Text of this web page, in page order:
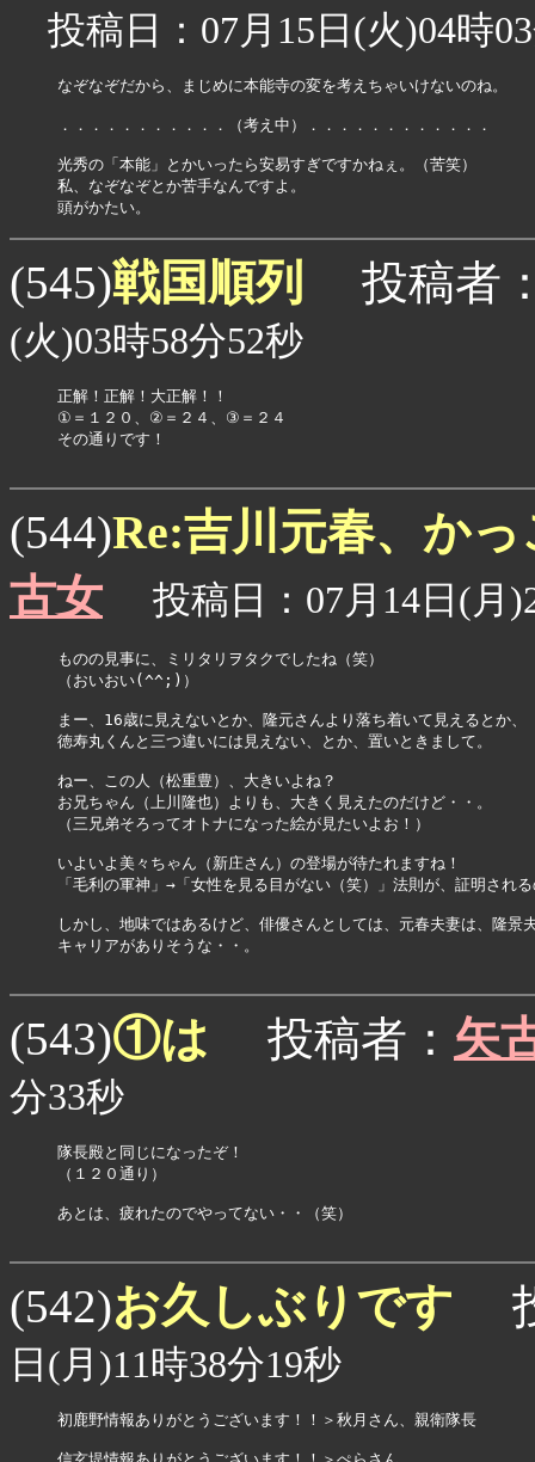
投稿日：07月15日(火)04時
なぞなぞだから、まじめに本能寺の変を考えちゃいけないのね。
．．．．．．．．．．．（考え中）．．．．．．．．．．．．
光秀の「本能」とかいったら安易すぎですかねぇ。（苦笑）
私、なぞなぞとか苦手なんですよ。
(545)戦国順列 投稿者
(火)03時58分52秒
正解！正解！大正解！！
①＝１２０、②＝２４、③＝２４
その通りです！
(544)Re:吉川元春、か
古女 投稿日：07月14日(月
ものの見事に、ミリタリヲタクでしたね（笑）
（おいおい(^^;)）
まー、16歳に見えないとか、隆元さんより落ち着いて見えるとか、
徳寿丸くんと三つ違いには見えない、とか、置いときまして。
ねー、この人（松重豊）、大きいよね？
お兄ちゃん（上川隆也）よりも、大きく見えたのだけど・・。
（三兄弟そろってオトナになった絵が見たいよお！）
いよいよ美々ちゃん（新庄さん）の登場が待たれますね！
「毛利の軍神」→「女性を見る目がない（笑）」法則が、証明され
しかし、地味ではあるけど、俳優さんとしては、元春夫妻は、隆景
キャリアがありそうな・・。
(543)①は 投稿者： 矢
分33秒
隊長殿と同じになったぞ！
（１２０通り）
あとは、疲れたのでやってない・・（笑）
(542)お久しぶりです
日(月)11時38分19秒
初鹿野情報ありがとうございます！！＞秋月さん、親衛隊長